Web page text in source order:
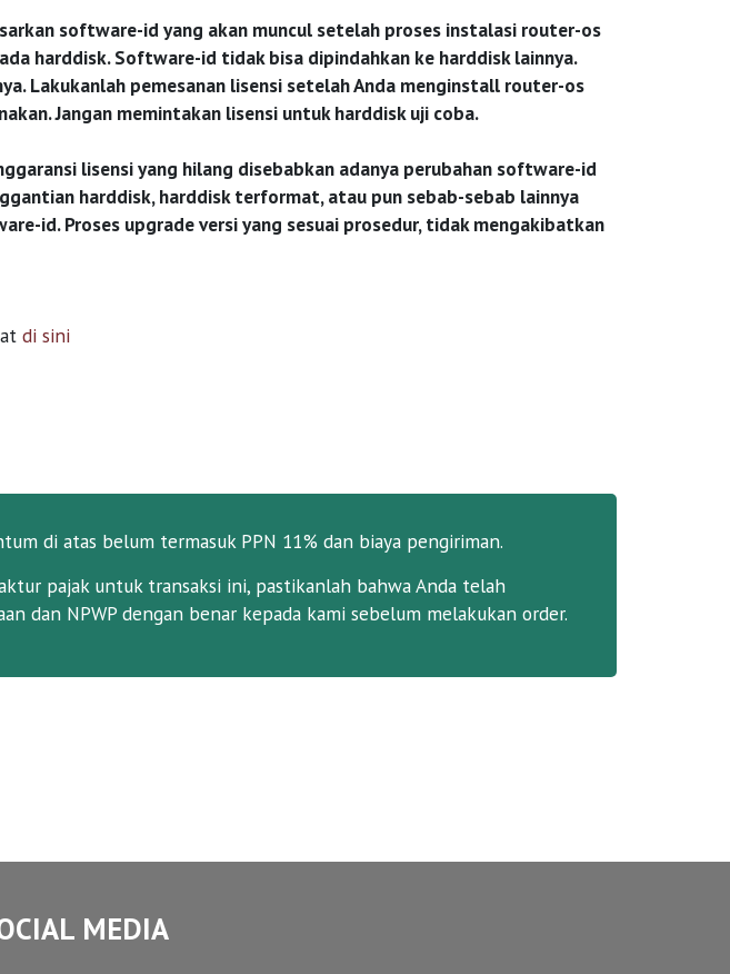
software-id yang akan muncul setelah proses instalasi router-os
harddisk. Software-id tidak bisa dipindahkan ke harddisk lainnya.
Lakukanlah pemesanan lisensi setelah Anda menginstall router-os
Jangan memintakan lisensi untuk harddisk uji coba.
lisensi yang hilang disebabkan adanya perubahan software-id
harddisk, harddisk terformat, atau pun sebab-sebab lainnya
id. Proses upgrade versi yang sesuai prosedur, tidak mengakibatkan
di sini
di atas belum termasuk PPN 11% dan biaya pengiriman.
pajak untuk transaksi ini, pastikanlah bahwa Anda telah
dan NPWP dengan benar kepada kami sebelum melakukan order.
MEDIA